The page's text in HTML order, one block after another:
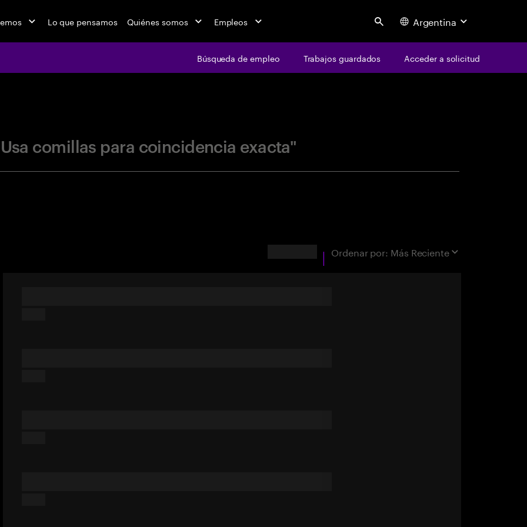
Lo que pensamos Quiénes somos Empleos Search Argentina
Búsqueda de empleo Trabajos guardados Acceder a solicitud
comillas para coincidencia exacta"
Ordenar por: Más Reciente